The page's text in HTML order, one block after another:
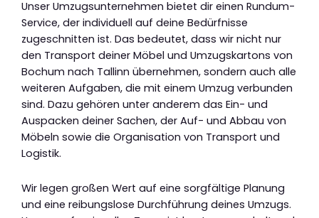
Unser Umzugsunternehmen bietet dir einen Rundum-
Service, der individuell auf deine Bedürfnisse
zugeschnitten ist. Das bedeutet, dass wir nicht nur
den Transport deiner Möbel und Umzugskartons von
Bochum nach Tallinn übernehmen, sondern auch alle
weiteren Aufgaben, die mit einem Umzug verbunden
sind. Dazu gehören unter anderem das Ein- und
Auspacken deiner Sachen, der Auf- und Abbau von
Möbeln sowie die Organisation von Transport und
Logistik.
Wir legen großen Wert auf eine sorgfältige Planung
und eine reibungslose Durchführung deines Umzugs.